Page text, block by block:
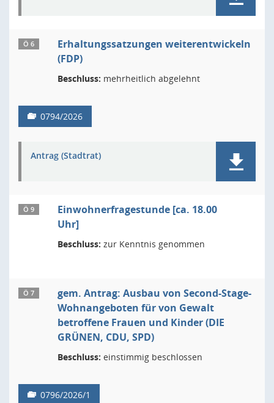
Ö 6
Erhaltungssatzungen weiterentwickeln
(FDP)
Beschluss: mehrheitlich abgelehnt
0794/2026
Antrag (Stadtrat)
Ö 9
Einwohnerfragestunde [ca. 18.00
Uhr]
Beschluss: zur Kenntnis genommen
Ö 7
gem. Antrag: Ausbau von Second-Stage-
Wohnangeboten für von Gewalt
betroffene Frauen und Kinder (DIE
GRÜNEN, CDU, SPD)
Beschluss: einstimmig beschlossen
0796/2026/1